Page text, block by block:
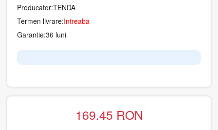
Producator:TENDA
Termen livrare:Intreaba
Garantie:36 luni
169.45 RON